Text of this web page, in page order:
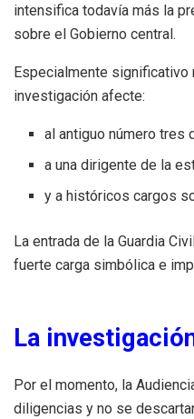
intensifica todavía más la
sobre el Gobierno central.
Especialmente significativo
investigación afecte:
al antiguo número tres
a una dirigente de la
y a históricos cargos
La entrada de la Guardia
fuerte carga simbólica e
La
Por el momento, la
diligencias y no se